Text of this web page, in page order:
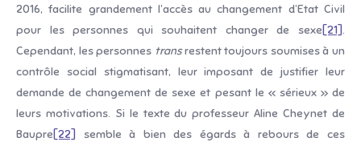
2016, facilite grandement l’accès au changement d’Etat Civil
pour les personnes qui souhaitent changer de sexe[21].
Cependant, les personnes transrestent toujours soumises à un
contrôle social stigmatisant, leur imposant de justifier leur
demande de changement de sexe et pesant le « sérieux » de
leurs motivations. Si le texte du professeur Aline Cheynet de
Baupre[22]
semble à bien des égards à rebours de ces